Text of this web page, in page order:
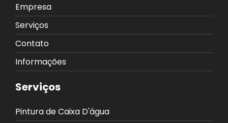
Empresa
Serviços
Contato
Informações
Serviços
Pintura de Caixa D'água